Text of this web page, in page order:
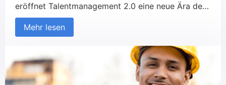
eröffnet Talentmanagement 2.0 eine neue Ära der
Personalentwicklung und Mitarbeiterbindung. Doch
wie können Unternehmen von diesem modernen
Arbeitswelt erfolgreich zu sein?In diesem Artikel
werden wir ausführlich auf genau diese Frage
eingehen. Was ist Talentmanagement?
Mehr lesen